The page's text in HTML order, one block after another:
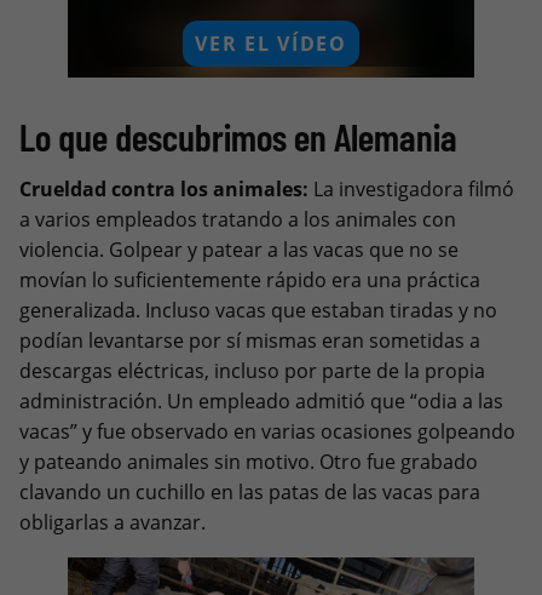
VER EL VÍDEO
Lo que descubrimos en Alemania
Crueldad contra los animales: La investigadora filmó
a varios empleados tratando a los animales con
violencia. Golpear y patear a las vacas que no se
movían lo suficientemente rápido era una práctica
generalizada. Incluso vacas que estaban tiradas y no
podían levantarse por sí mismas eran sometidas a
descargas eléctricas, incluso por parte de la propia
administración. Un empleado admitió que “odia a las
vacas” y fue observado en varias ocasiones golpeando
y pateando animales sin motivo. Otro fue grabado
clavando un cuchillo en las patas de las vacas para
obligarlas a avanzar.